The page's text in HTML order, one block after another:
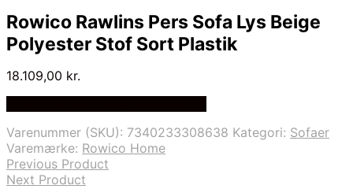
Rowico Rawlins Pers Sofa Lys Beige
Polyester Stof Sort Plastik
18.109,00 kr.
Varenummer (SKU): 7340233308638 Kategori: Sofaer
Varemærke: Rowico Home
Previous Product
Next Product